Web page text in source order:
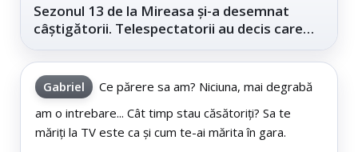
Sezonul 13 de la Mireasa și-a desemnat
câștigătorii. Telespectatorii au decis care
Gabriel
Ce părere sa am? Niciuna, mai degrabă
am o intrebare... Cât timp stau căsătoriți? Sa te
măriți la TV este ca și cum te-ai mărita în gara.